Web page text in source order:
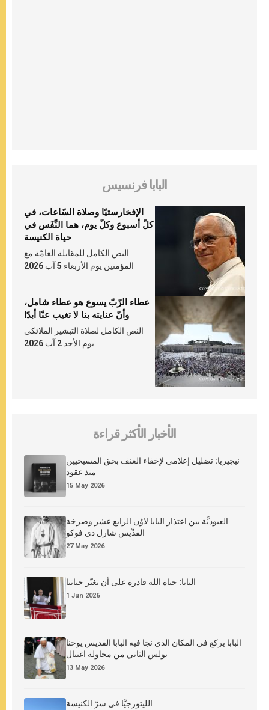
البابا فرنسيس
الإفخارستيّا وصلاة السّاعات، في
كلّ أسبوع وكلّ يوم، هما النَّفَس في
حياة الكنيسة
النص الكامل للمقابلة العامّة مع
المؤمنين يوم الأربعاء 5 آب 2026
عطاء الرّبّ يسوع هو عطاء شامل،
وأنّ عنايته بنا لا تغيب عنّا أبدًا
النص الكامل لصلاة التبشير الملائكي
يوم الأحد 2 آب 2026
الأخبار الأكثر قراءة
نيجيريا: تضليل إعلامي لإخفاء العنف بحق المسيحيين
منذ عقود
15 May 2026
العبوديَّة بين اعتذار البابا لاوُن الرابع عشر وصرخة
القدِّيس شارل دي فوكو
27 May 2026
البابا: حياة الله قادرة على أن تغيّر حياتنا
1 Jun 2026
البابا يركع في المكان الذي نجا فيه البابا القديس يوحنا
بولس الثاني من محاولة اغتيال
13 May 2026
الليتورجيَّا في سرّ الكنيسة